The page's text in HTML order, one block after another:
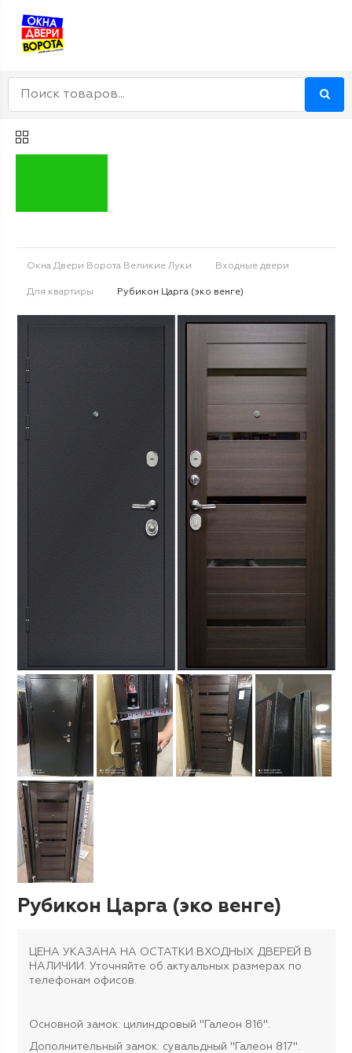
Окна Двери Ворота Великие Луки Входные двери
Для квартиры Рубикон Царга (эко венге)
Рубикон Царга (эко венге)
ЦЕНА УКАЗАНА НА ОСТАТКИ ВХОДНЫХ ДВЕРЕЙ В
НАЛИЧИИ. Уточняйте об актуальных размерах по
телефонам офисов.
Основной замок: цилиндровый "Галеон 816".
Дополнительный замок: сувальдный "Галеон 817".